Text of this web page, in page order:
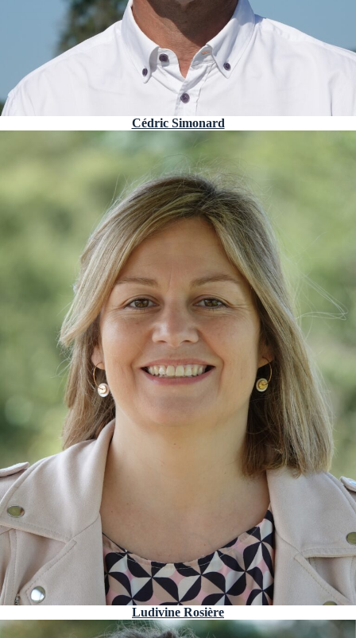
Cédric Simonard
Ludivine Rosière